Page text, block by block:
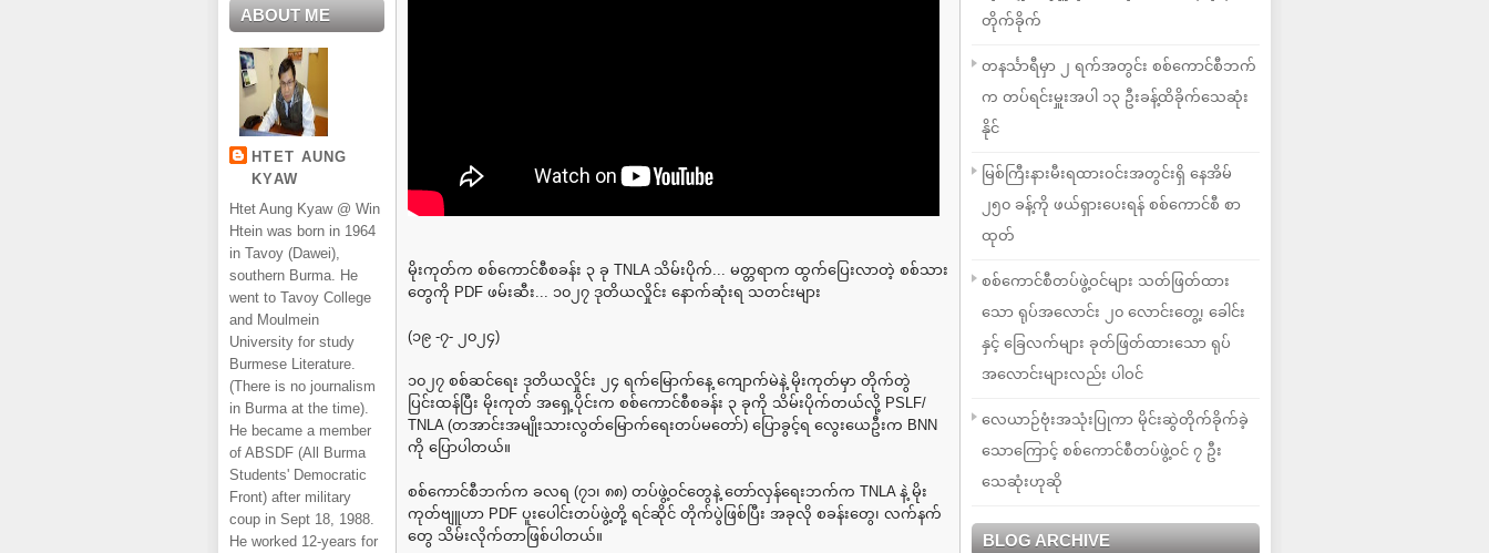
ABOUT ME
HTET AUNG
KYAW
Htet Aung Kyaw @ Win
Htein was born in 1964
in Tavoy (Dawei),
southern Burma. He
went to Tavoy College
and Moulmein
University for study
Burmese Literature.
(There is no journalism
in Burma at the time).
He became a member
of ABSDF (All Burma
Students' Democratic
Front) after military
coup in Sept 18, 1988.
He worked 12-years for
မိုးကုတ်က စစ်ကောင်စီစခန်း ၃ ခု TNLA သိမ်းပိုက်... မတ္တရာက ထွက်ပြေးလာတဲ့ စစ်သား
တွေကို PDF ဖမ်းဆီး... ၁၀၂၇ ဒုတိယလှိုင်း နောက်ဆုံးရ သတင်းများ
(၁၉ -၇- ၂၀၂၄)
၁၀၂၇ စစ်ဆင်ရေး ဒုတိယလှိုင်း ၂၄ ရက်မြောက်နေ့ ကျောက်မဲနဲ့ မိုးကုတ်မှာ တိုက်တွဲ
ပြင်းထန်ပြီး မိုးကုတ် အရှေ့ပိုင်းက စစ်ကောင်စီစခန်း ၃ ခုကို သိမ်းပိုက်တယ်လို့ PSLF/
TNLA (တအာင်းအမျိုးသားလွတ်မြောက်ရေးတပ်မတော်) ပြောခွင့်ရ လွေးယေဦးက BNN
ကို ပြောပါတယ်။
စစ်ကောင်စီဘက်က ခလရ (၇၁၊ ၈၈) တပ်ဖွဲ့ဝင်တွေနဲ့ တော်လှန်ရေးဘက်က TNLA နဲ့ မိုး
ကုတ်ဗျူဟာ PDF ပူးပေါင်းတပ်ဖွဲ့တို့ ရင်ဆိုင် တိုက်ပွဲဖြစ်ပြီး အခုလို စခန်းတွေ၊ လက်နက်
တွေ သိမ်းလိုက်တာဖြစ်ပါတယ်။
တိုက်ခိုက်
တနင်္သာရီမှာ ၂ ရက်အတွင်း စစ်ကောင်စီဘက်
က တပ်ရင်းမှူးအပါ ၁၃ ဦးခန့်ထိခိုက်သေဆုံး
နိုင်
မြစ်ကြီးနားမီးရထားဝင်းအတွင်းရှိ နေအိမ်
၂၅၀ ခန့်ကို ဖယ်ရှားပေးရန် စစ်ကောင်စီ စာ
ထုတ်
စစ်ကောင်စီတပ်ဖွဲ့ဝင်များ သတ်ဖြတ်ထား
သော ရုပ်အလောင်း ၂၀ လောင်းတွေ့၊ ခေါင်း
နှင့် ခြေလက်များ ခုတ်ဖြတ်ထားသော ရုပ်
အလောင်းများလည်း ပါဝင်
လေယာဉ်ဗုံးအသုံးပြုကာ မိုင်းဆွဲတိုက်ခိုက်ခဲ့
သောကြောင့် စစ်ကောင်စီတပ်ဖွဲ့ဝင် ၇ ဦး
သေဆုံးဟုဆို
BLOG ARCHIVE